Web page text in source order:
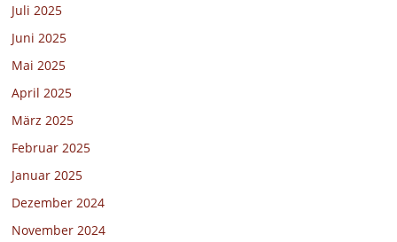
Juli 2025
Juni 2025
Mai 2025
April 2025
März 2025
Februar 2025
Januar 2025
Dezember 2024
November 2024